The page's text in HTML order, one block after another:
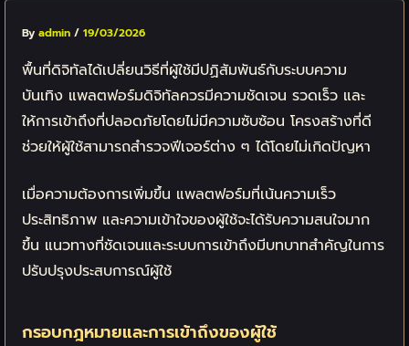
Byadmin/19/03/2026
พื้นที่ดิจิทัลได้เปลี่ยนวิธีที่ผู้ใช้มีปฏิสัมพันธ์กับระบบความ
บันเทิง แพลตฟอร์มดิจิทัลควรมีความชัดเจน รวดเร็ว และ
ให้การเข้าถึงที่ปลอดภัยโดยไม่มีความซับซ้อน โครงสร้างที่ดี
ช่วยให้ผู้ใช้สามารถสำรวจฟีเจอร์ต่าง ๆ ได้โดยไม่เกิดปัญหา
เมื่อความต้องการเพิ่มขึ้น แพลตฟอร์มที่เน้นความเร็ว
ประสิทธิภาพ และความเข้าใจของผู้ใช้จะได้รับความสนใจมาก
ขึ้น แนวทางที่ชัดเจนและระบบการเข้าถึงมีบทบาทสำคัญในการ
ปรับปรุงประสบการณ์ผู้ใช้
กรอบกฎหมายและการเข้าถึงของผู้ใช้